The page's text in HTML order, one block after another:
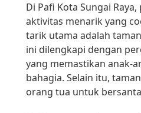
Di Pafi Kota Sungai
aktivitas menarik yang
tarik utama adalah
ini dilengkapi dengan
yang memastikan anak-
bahagia. Selain itu,
orang tua untuk